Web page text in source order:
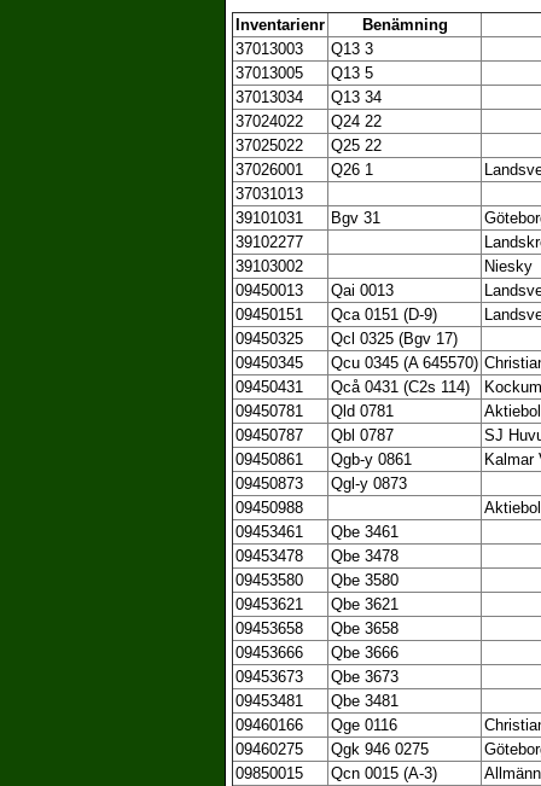
Inventarienr
Benämning
37013003
Q13 3
37013005
Q13 5
37013034
Q13 34
37024022
Q24 22
37025022
Q25 22
37026001
Q26 1
37031013
39101031
Bgv 31
39102277
39103002
Niesky
09450013
Qai 0013
09450151
Qca 0151 (D-9)
09450325
Qcl 0325 (Bgv 17)
09450345
Qcu 0345 (A 645570)
09450431
Qcå 0431 (C2s 114)
09450781
Qld 0781
09450787
Qbl 0787
SJ
09450861
Qgb-y 0861
Kalmar
09450873
Qgl-y 0873
09450988
09453461
Qbe 3461
09453478
Qbe 3478
09453580
Qbe 3580
09453621
Qbe 3621
09453658
Qbe 3658
09453666
Qbe 3666
09453673
Qbe 3673
09453481
Qbe 3481
09460166
Qge 0116
09460275
Qgk 946 0275
09850015
Qcn 0015 (A-3)